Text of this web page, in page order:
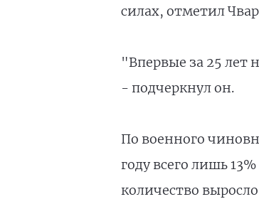
силах, отметил
"Впервые за 25 лет
- подчеркнул он.
По военного
году всего лишь
количество